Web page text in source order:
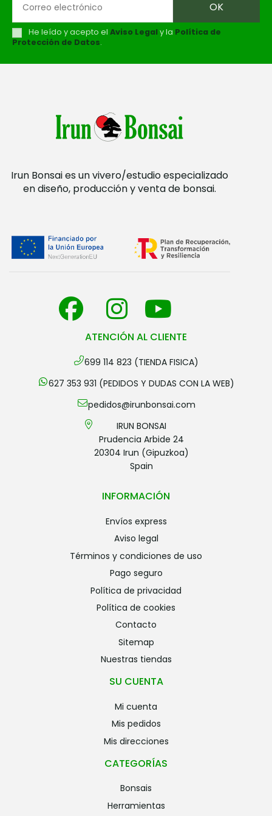
He leído y acepto el Aviso Legaly la Política de
Protección de Datos.
Irun Bonsai es un vivero/estudio especializado
en diseño, producción y venta de bonsai.
ATENCIÓN AL CLIENTE
699 114 823 (TIENDA FISICA)
627 353 931 (PEDIDOS Y DUDAS CON LA WEB)
pedidos@irunbonsai.com
IRUN BONSAI
Prudencia Arbide 24
20304 Irun (Gipuzkoa)
Spain
INFORMACIÓN
envíos express
aviso legal
términos y condiciones de uso
pago seguro
política de privacidad
política de cookies
contacto
sitemap
nuestras tiendas
SU CUENTA
mi cuenta
mis pedidos
mis direcciones
CATEGORÍAS
bonsais
herramientas